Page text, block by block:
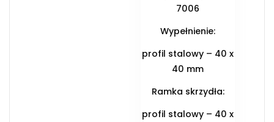
7006
Wypełnienie:
profil stalowy – 40 x
40 mm
Ramka skrzydła:
profil stalowy – 40 x